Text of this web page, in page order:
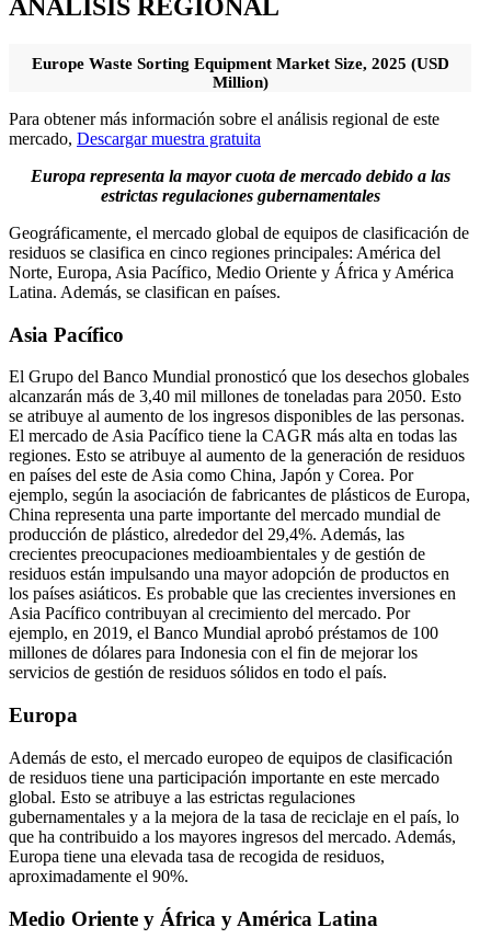
ANÁLISIS REGIONAL
Europe Waste Sorting Equipment Market Size, 2025 (USD
Million)
Para obtener más información sobre el análisis regional de este
mercado, Descargar muestra gratuita
Europa representa la mayor cuota de mercado debido a las
estrictas regulaciones gubernamentales
Geográficamente, el mercado global de equipos de clasificación de
residuos se clasifica en cinco regiones principales: América del
Norte, Europa, Asia Pacífico, Medio Oriente y África y América
Latina. Además, se clasifican en países.
Asia Pacífico
El Grupo del Banco Mundial pronosticó que los desechos globales
alcanzarán más de 3,40 mil millones de toneladas para 2050. Esto
se atribuye al aumento de los ingresos disponibles de las personas.
El mercado de Asia Pacífico tiene la CAGR más alta en todas las
regiones. Esto se atribuye al aumento de la generación de residuos
en países del este de Asia como China, Japón y Corea. Por
ejemplo, según la asociación de fabricantes de plásticos de Europa,
China representa una parte importante del mercado mundial de
producción de plástico, alrededor del 29,4%. Además, las
crecientes preocupaciones medioambientales y de gestión de
residuos están impulsando una mayor adopción de productos en
los países asiáticos. Es probable que las crecientes inversiones en
Asia Pacífico contribuyan al crecimiento del mercado. Por
ejemplo, en 2019, el Banco Mundial aprobó préstamos de 100
millones de dólares para Indonesia con el fin de mejorar los
servicios de gestión de residuos sólidos en todo el país.
Europa
Además de esto, el mercado europeo de equipos de clasificación
de residuos tiene una participación importante en este mercado
global. Esto se atribuye a las estrictas regulaciones
gubernamentales y a la mejora de la tasa de reciclaje en el país, lo
que ha contribuido a los mayores ingresos del mercado. Además,
Europa tiene una elevada tasa de recogida de residuos,
aproximadamente el 90%.
Medio Oriente y África y América Latina